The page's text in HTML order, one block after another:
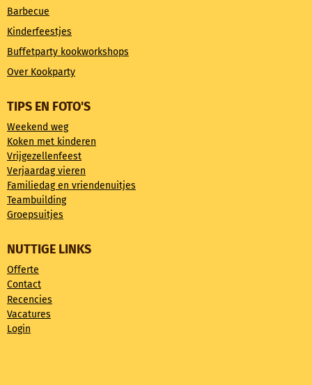
Barbecue
Kinderfeestjes
Buffetparty kookworkshops
Over Kookparty
TIPS EN FOTO'S
Weekend weg
Koken met kinderen
Vrijgezellenfeest
Verjaardag vieren
Familiedag en vriendenuitjes
Teambuilding
Groepsuitjes
NUTTIGE LINKS
Offerte
Contact
Recencies
Vacatures
Login